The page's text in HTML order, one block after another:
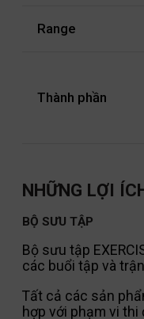
Range
Thành phần
NHỮNG LỢI
BỘ SƯU TẬP
Bộ sưu tập
các buổi tập và
Tất cả các sản
hợp với phạm vi thi